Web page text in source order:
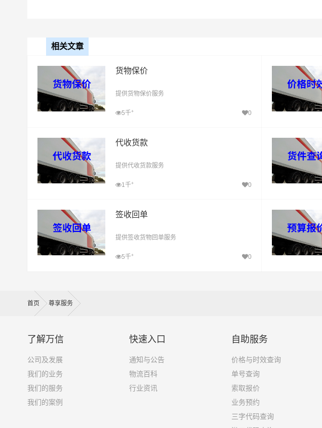
相关文章
货物保价
提供货物保价服务
5千+ 0
代收货款
提供代收货款服务
1千+ 0
签收回单
提供签收货物回单服务
5千+ 0
首页 尊享服务
了解万信
公司及发展
我们的业务
我们的服务
我们的案例
快速入口
通知与公告
物流百科
行业资讯
自助服务
价格与时效查询
单号查询
索取报价
业务预约
三字代码查询